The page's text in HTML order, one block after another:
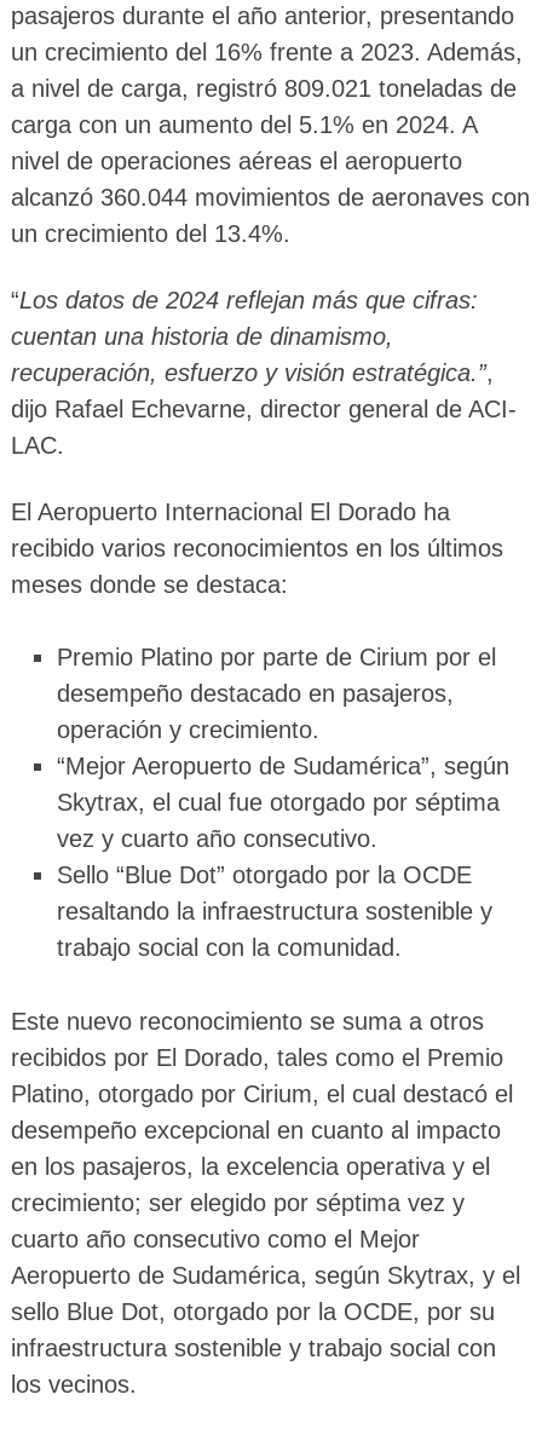
pasajeros durante el año anterior, presentando
un crecimiento del 16% frente a 2023. Además,
a nivel de carga, registró 809.021 toneladas de
carga con un aumento del 5.1% en 2024. A
nivel de operaciones aéreas el aeropuerto
alcanzó 360.044 movimientos de aeronaves con
un crecimiento del 13.4%.
“Los datos de 2024 reflejan más que cifras:
cuentan una historia de dinamismo,
recuperación, esfuerzo y visión estratégica.”,
dijo Rafael Echevarne, director general de ACI-
LAC.
El Aeropuerto Internacional El Dorado ha
recibido varios reconocimientos en los últimos
meses donde se destaca:
Premio Platino por parte de Cirium por el
desempeño destacado en pasajeros,
operación y crecimiento.
“Mejor Aeropuerto de Sudamérica”, según
Skytrax, el cual fue otorgado por séptima
vez y cuarto año consecutivo.
Sello “Blue Dot” otorgado por la OCDE
resaltando la infraestructura sostenible y
trabajo social con la comunidad.
Este nuevo reconocimiento se suma a otros
recibidos por El Dorado, tales como el Premio
Platino, otorgado por Cirium, el cual destacó el
desempeño excepcional en cuanto al impacto
en los pasajeros, la excelencia operativa y el
crecimiento; ser elegido por séptima vez y
cuarto año consecutivo como el Mejor
Aeropuerto de Sudamérica, según Skytrax, y el
sello Blue Dot, otorgado por la OCDE, por su
infraestructura sostenible y trabajo social con
los vecinos.